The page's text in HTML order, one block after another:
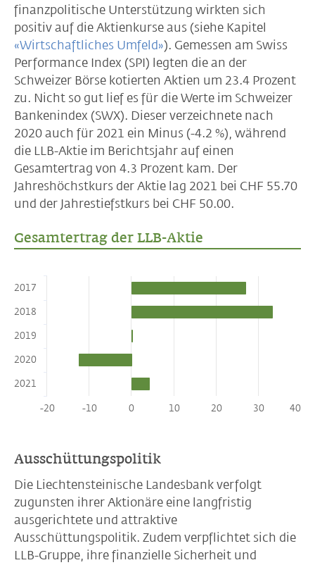
finanzpolitische Unterstützung wirkten sich
positiv auf die Aktienkurse aus (siehe Kapitel
«Wirtschaftliches Umfeld»). Gemessen am Swiss
Performance Index (SPI) legten die an der
Schweizer Börse kotierten Aktien um 23.4 Prozent
zu. Nicht so gut lief es für die Werte im Schweizer
Bankenindex (SWX). Dieser verzeichnete nach
2020 auch für 2021 ein Minus (-4.2 %), während
die LLB-Aktie im Berichtsjahr auf einen
Gesamtertrag von 4.3 Prozent kam. Der
Jahreshöchstkurs der Aktie lag 2021 bei CHF 55.70
und der Jahrestiefstkurs bei CHF 50.00.
Gesamtertrag der LLB-Aktie
2017
2018
2019
2020
2021
-20 -10 0 10 20 30 40
Ausschüttungspolitik
Die Liechtensteinische Landesbank verfolgt
zugunsten ihrer Aktionäre eine langfristig
ausgerichtete und attraktive
Ausschüttungspolitik. Zudem verpflichtet sich die
LLB-Gruppe, ihre finanzielle Sicherheit und